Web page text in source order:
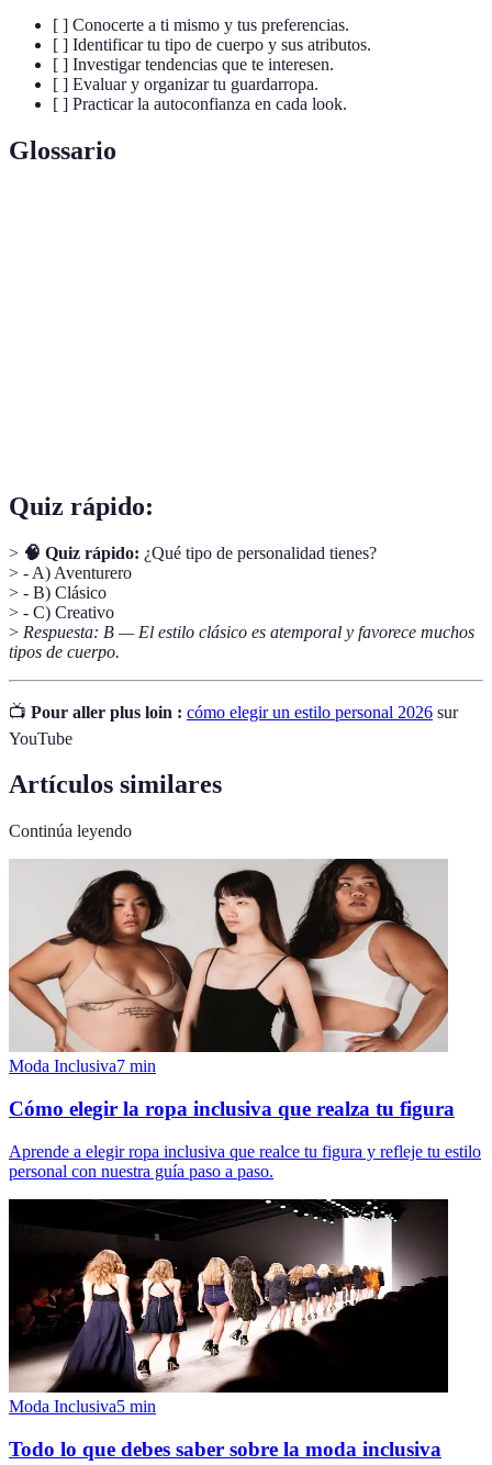
[ ] Conocerte a ti mismo y tus preferencias.
[ ] Identificar tu tipo de cuerpo y sus atributos.
[ ] Investigar tendencias que te interesen.
[ ] Evaluar y organizar tu guardarropa.
[ ] Practicar la autoconfianza en cada look.
Glossario
Quiz rápido:
> 🧠 Quiz rápido: ¿Qué tipo de personalidad tienes?
> - A) Aventurero
> - B) Clásico
> - C) Creativo
> Respuesta: B — El estilo clásico es atemporal y favorece muchos
tipos de cuerpo.
📺 Pour aller plus loin : cómo elegir un estilo personal 2026 sur
YouTube
Artículos similares
Continúa leyendo
Moda Inclusiva7 min
Cómo elegir la ropa inclusiva que realza tu figura
Aprende a elegir ropa inclusiva que realce tu figura y refleje tu estilo
personal con nuestra guía paso a paso.
Moda Inclusiva5 min
Todo lo que debes saber sobre la moda inclusiva